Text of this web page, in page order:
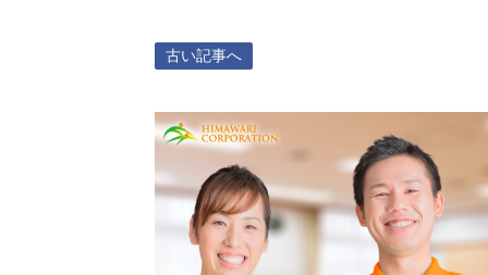
古い記事へ